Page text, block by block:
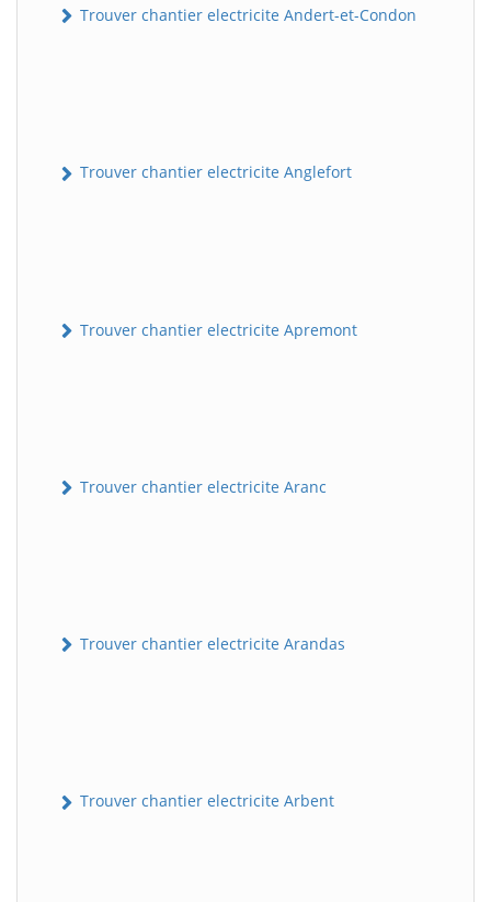
Trouver chantier electricite Andert-et-Condon
Trouver chantier electricite Anglefort
Trouver chantier electricite Apremont
Trouver chantier electricite Aranc
Trouver chantier electricite Arandas
Trouver chantier electricite Arbent